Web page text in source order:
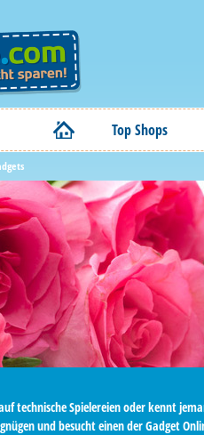
Top Shops
technische Spielereien oder kennt
und besucht einen der Gadget